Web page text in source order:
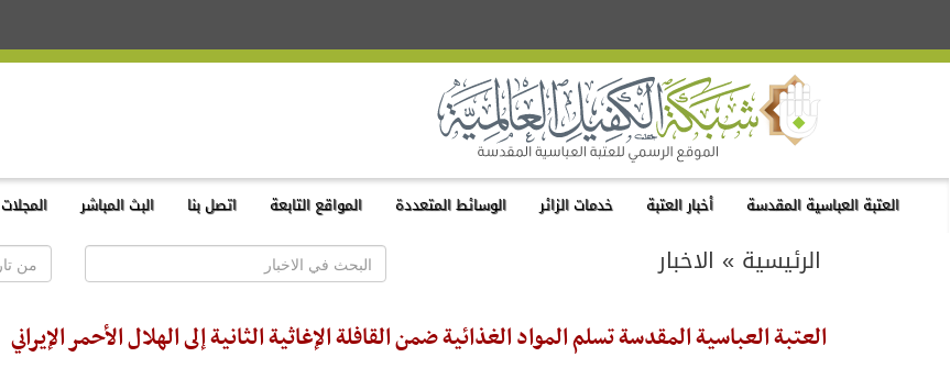
العتبة العباسية المقدسة أخبار العتبة خدمات الزائر الوسائط المتعددة المواقع التابعة اتصل بنا البث المباشر المجلات
الرئيسية » الاخبار
العتبة العباسية المقدسة تسلم المواد الغذائية ضمن القافلة الإغاثية الثانية إلى الهلال الأحمر الإيراني